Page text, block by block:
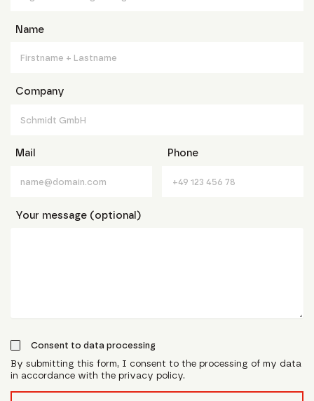
Name
Company
Mail Phone
Your message (optional)
Consent to data processing
By submitting this form, I consent to the processing of my data
in accordance with the privacy policy.